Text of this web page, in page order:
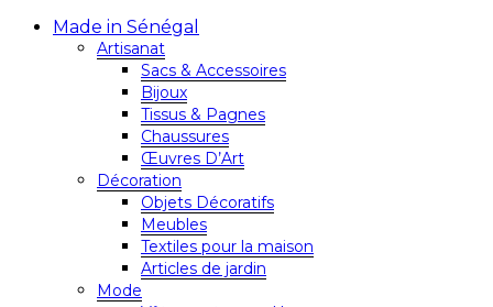
Made in Sénégal
Artisanat
Sacs & Accessoires
Bijoux
Tissus & Pagnes
Chaussures
Œuvres D’Art
Décoration
Objets Décoratifs
Meubles
Textiles pour la maison
Articles de jardin
Mode